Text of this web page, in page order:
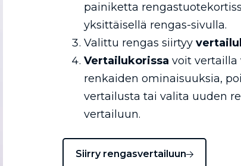
painiketta
yksittäisellä rengas-sivulla.
Valittu rengas siirtyy
Vertailukorissa voit vertailla
renkaiden ominaisuuksia,
vertailusta tai valita uuden
vertailuun.
Siirry rengasvertailuun